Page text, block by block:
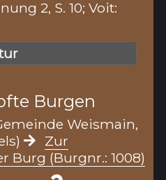
2, S. 10; Voit:
Burgen
Weismain,
Zur
Burg (Burgnr.: 1008)